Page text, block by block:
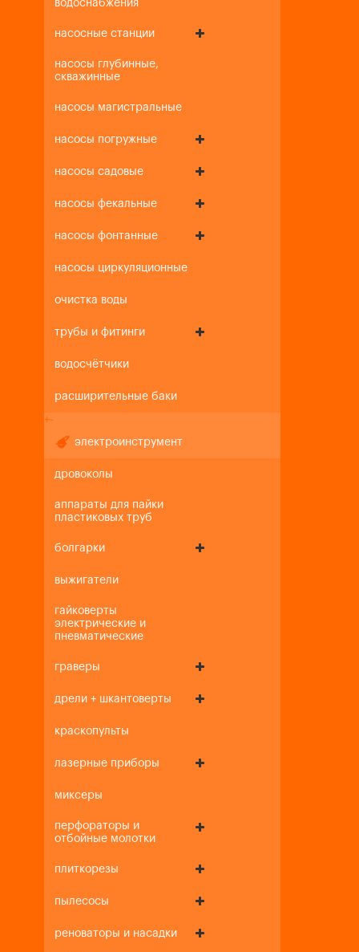
водоснабжения
насосные станции
насосы глубинные,
скважинные
насосы магистральные
насосы погружные
насосы садовые
насосы фекальные
насосы фонтанные
насосы циркуляционные
очистка воды
трубы и фитинги
водосчётчики
расширительные баки
+-
электроинструмент
дровоколы
аппараты для пайки
пластиковых труб
болгарки
выжигатели
гайковерты
электрические и
пневматические
граверы
дрели + шкантоверты
краскопульты
лазерные приборы
миксеры
перфораторы и
отбойные молотки
плиткорезы
пылесосы
реноваторы и насадки